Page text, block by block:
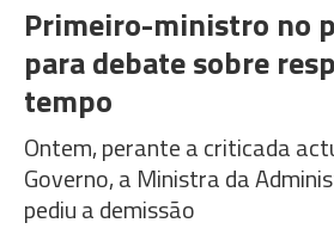
Primeiro-ministro no
para debate sobre
tempo
Ontem, perante a criticada
Governo, a Ministra da
pediu a demissão